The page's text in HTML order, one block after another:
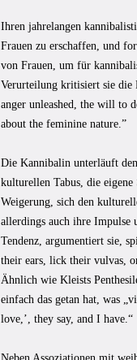
Ihren jahrelangen
Frauen zu erschaffen, und
von Frauen, um für
Verurteilung kritisiert sie die
anger unleashed, the will to
about the feminine nature.”
Die Kannibalin unterläuft
kulturellen Tabus, die
Weigerung, sich den
allerdings auch ihre Impulse
Tendenz, argumentiert sie,
their ears, lick their vulvas,
Ähnlich wie Kleists
einfach das getan hat, was
love,’, they say, and I have.“